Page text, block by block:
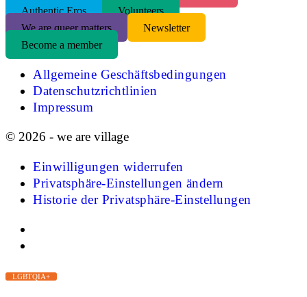
Authentic Eros
Volunteers
We are queer matters
Newsletter
Become a member
Allgemeine Geschäftsbedingungen
Datenschutzrichtlinien
Impressum
© 2026 - we are village
Einwilligungen widerrufen
Privatsphäre-Einstellungen ändern
Historie der Privatsphäre-Einstellungen
LGBTQIA+